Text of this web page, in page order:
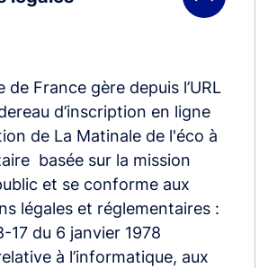
de France gère depuis l’URL
d’inscription en ligne
de La Matinale de l'éco à
basée sur la mission
et se conforme aux
légales et réglementaires :
17 du 6 janvier 1978
à l’informatique, aux